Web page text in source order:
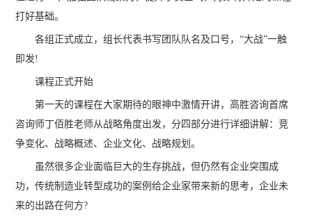
打好基础。
各组正式成立，组长代表书写团队队名及口号，“大战”一触
即发!
课程正式开始
第一天的课程在大家期待的眼神中激情开讲，高胜咨询首席
咨询师丁佰胜老师从战略角度出发，分四部分进行详细讲解：竞
争变化、战略概述、企业文化、战略规划。
虽然很多企业面临巨大的生存挑战，但仍然有企业突围成
功，传统制造业转型成功的案例给企业家带来新的思考，企业未
来的出路在何方?